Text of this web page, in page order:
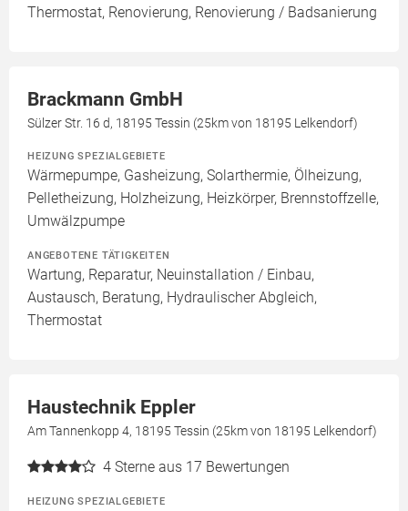
Thermostat, Renovierung, Renovierung / Badsanierung
Brackmann GmbH
Sülzer Str. 16 d, 18195 Tessin (25km von 18195 Lelkendorf)
HEIZUNG SPEZIALGEBIETE
Wärmepumpe, Gasheizung, Solarthermie, Ölheizung,
Pelletheizung, Holzheizung, Heizkörper, Brennstoffzelle,
Umwälzpumpe
ANGEBOTENE TÄTIGKEITEN
Wartung, Reparatur, Neuinstallation / Einbau,
Austausch, Beratung, Hydraulischer Abgleich,
Thermostat
Haustechnik Eppler
Am Tannenkopp 4, 18195 Tessin (25km von 18195 Lelkendorf)
4 Sterne aus 17 Bewertungen
HEIZUNG SPEZIALGEBIETE